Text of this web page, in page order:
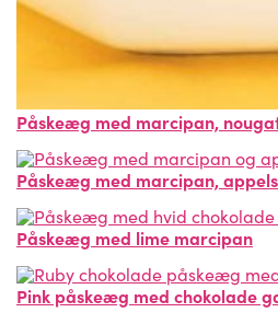
Påskeæg med marcipan,
Påskeæg med marcipan,
Påskeæg med lime marcipan
Pink påskeæg med chokolade